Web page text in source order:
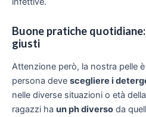
Buone pratiche
giusti
Attenzione però, la nostra pelle
persona deve scegliere i
nelle diverse situazioni o età
ragazzi ha un ph diverso da